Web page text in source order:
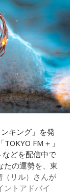
クルトにとっ
らではの視点
、今後も60周年
ジェンドたち
らに、リスナ
ゼント企画も
キング」を発
FM＋」
どを配信中で
たの運勢を、東
リル）さんが
ントアドバイ